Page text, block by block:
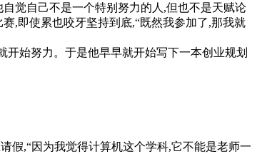
觉自己不是一个特别努力的人,但也不是天赋论
,即使累也咬牙坚持到底,“既然我参加了,那我就
始努力。于是他早早就开始写下一本创业规划
假,“因为我觉得计算机这个学科,它不能是老师一